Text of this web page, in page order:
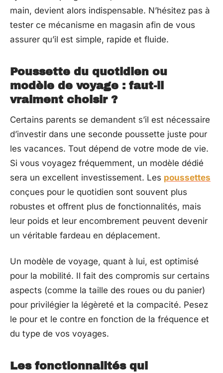
main, devient alors indispensable. N’hésitez pas à
tester ce mécanisme en magasin afin de vous
assurer qu’il est simple, rapide et fluide.
Poussette du quotidien ou
modèle de voyage : faut-il
vraiment choisir ?
Certains parents se demandent s’il est nécessaire
d’investir dans une seconde poussette juste pour
les vacances. Tout dépend de votre mode de vie.
Si vous voyagez fréquemment, un modèle dédié
sera un excellent investissement. Les poussettes
conçues pour le quotidien sont souvent plus
robustes et offrent plus de fonctionnalités, mais
leur poids et leur encombrement peuvent devenir
un véritable fardeau en déplacement.
Un modèle de voyage, quant à lui, est optimisé
pour la mobilité. Il fait des compromis sur certains
aspects (comme la taille des roues ou du panier)
pour privilégier la légèreté et la compacité. Pesez
le pour et le contre en fonction de la fréquence et
du type de vos voyages.
Les fonctionnalités qui